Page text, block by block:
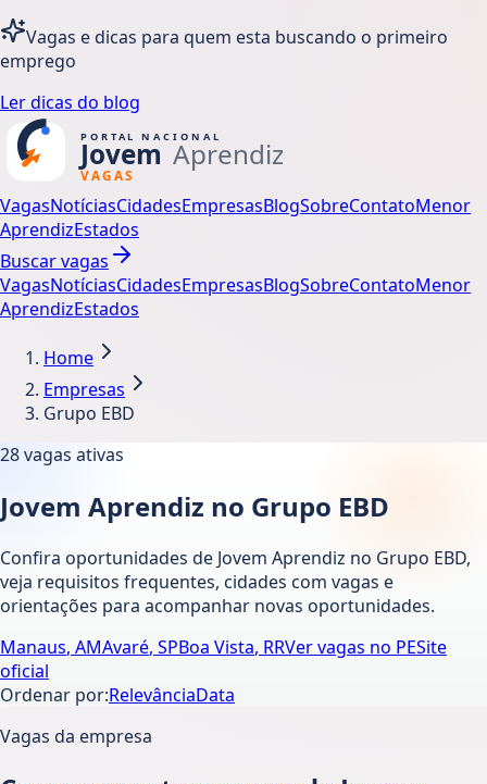
Vagas e dicas para quem esta buscando o primeiro
emprego
Ler dicas do blog
VagasNotíciasCidadesEmpresasBlogSobreContatoMenor
AprendizEstados
Buscar vagas
VagasNotíciasCidadesEmpresasBlogSobreContatoMenor
AprendizEstados
Home
Empresas
Grupo EBD
28vagas ativas
Jovem Aprendiz no Grupo EBD
Confira oportunidades de Jovem Aprendiz no Grupo EBD,
veja requisitos frequentes, cidades com vagas e
orientações para acompanhar novas oportunidades.
Manaus, AMAvaré, SPBoa Vista, RRVer vagas no PESite
oficial
Ordenar por:RelevânciaData
Vagas da empresa